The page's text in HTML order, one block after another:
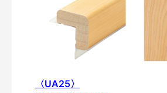
〈UA25〉